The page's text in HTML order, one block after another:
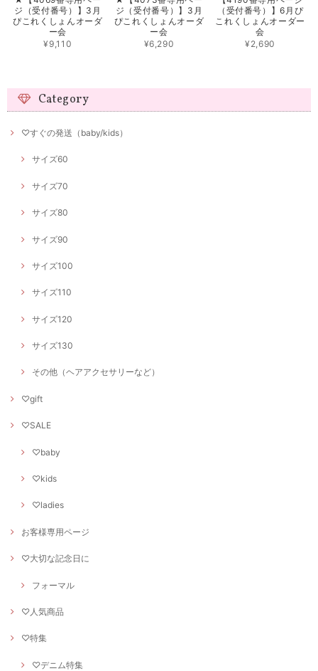
ジ（受付番号）】3月
ぴこれくしょんオーダ
ー会
¥9,110
ジ（受付番号）】3月
ぴこれくしょんオーダ
ー会
¥6,290
（受付番号）】6月ぴ
これくしょんオーダー
会
¥2,690
Category
♡すぐの発送（baby/kids）
サイズ60
サイズ70
サイズ80
サイズ90
サイズ100
サイズ110
サイズ120
サイズ130
その他（ヘアアクセサリーなど）
♡gift
♡SALE
♡baby
♡kids
♡ladies
お客様専用ページ
♡大切な記念日に
フォーマル
♡人気商品
♡特集
♡デニム特集